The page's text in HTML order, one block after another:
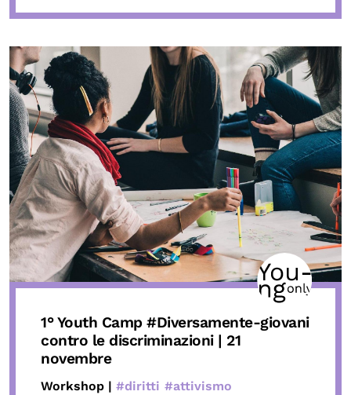
1° Youth Camp #Diversamente-giovani
contro le discriminazioni | 21
novembre
Workshop | #diritti #attivismo